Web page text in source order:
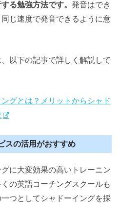
る勉強方法です。 発音はでき
じ速度で発音できるように意
以下の記事で詳しく解説して
ングとは？メリットからシャド
スの活用がおすすめ
に大変効果の高いトレーニン
の英語コーチングスクールも
つとしてシャドーイングを採